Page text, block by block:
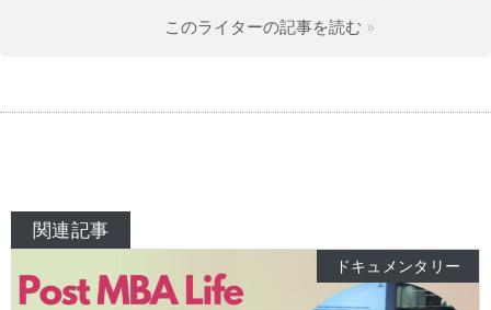
このライターの記事を読む »
関連記事
ドキュメンタリー